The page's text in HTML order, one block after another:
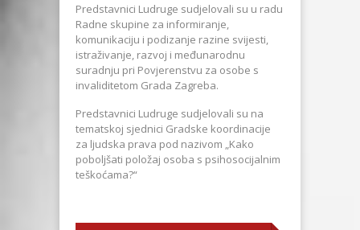
Predstavnici Ludruge sudjelovali su u radu
Radne skupine za informiranje,
komunikaciju i podizanje razine svijesti,
istraživanje, razvoj i međunarodnu
suradnju pri Povjerenstvu za osobe s
invaliditetom Grada Zagreba.
Predstavnici Ludruge sudjelovali su na
tematskoj sjednici Gradske koordinacije
za ljudska prava pod nazivom „Kako
poboljšati položaj osoba s psihosocijalnim
teškoćama?“